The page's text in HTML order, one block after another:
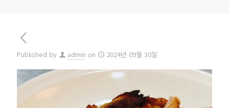
Published by admin on 2024년 09월 30일